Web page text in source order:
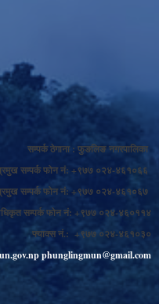
सम्पर्क ठेगाना : फुङलिङ नगरपालिका
सम्पर्क फोन नं: +९७७ ०२४-४६१०६६
सम्पर्क फोन नं: +९७७ ०२४-४६१०६७
सम्पर्क फोन नं: +९७७ ०२४-४६०११४
फ्याक्स नं.: +९७७ ०२४-४६१०३०
phunglingmun@gmail.com